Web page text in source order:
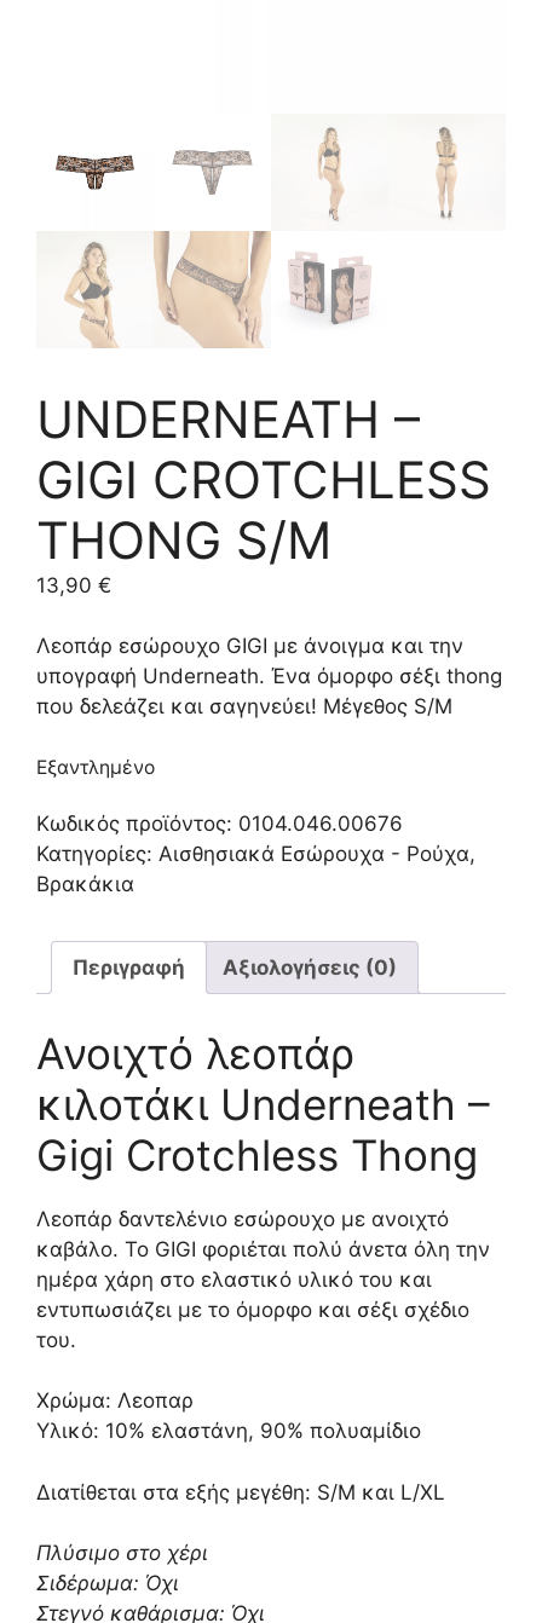
UNDERNEATH –
GIGI CROTCHLESS
THONG S/M
13,90 €
Λεοπάρ εσώρουχο GIGI με άνοιγμα και την
υπογραφή Underneath. Ένα όμορφο σέξι thong
που δελεάζει και σαγηνεύει! Μέγεθος S/M
Εξαντλημένο
Κωδικός προϊόντος: 0104.046.00676
Κατηγορίες: Αισθησιακά Εσώρουχα - Ρούχα,
Βρακάκια
Περιγραφή Αξιολογήσεις (0)
Ανοιχτό λεοπάρ
κιλοτάκι Underneath –
Gigi Crotchless Thong
Λεοπάρ δαντελένιο εσώρουχο με ανοιχτό
καβάλο. Το GIGI φοριέται πολύ άνετα όλη την
ημέρα χάρη στο ελαστικό υλικό του και
εντυπωσιάζει με το όμορφο και σέξι σχέδιο
του.
Χρώμα: Λεοπαρ
Υλικό: 10% ελαστάνη, 90% πολυαμίδιο
Διατίθεται στα εξής μεγέθη: S/M και L/XL
Πλύσιμο στο χέρι
Σιδέρωμα: Όχι
Στεγνό καθάρισμα: Όχι